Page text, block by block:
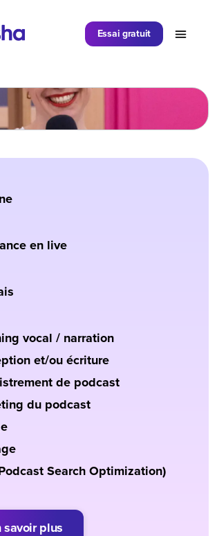
Essai gratuit
en live
vocal / narration
et/ou écriture
de podcast
du podcast
Search Optimization)
savoir plus